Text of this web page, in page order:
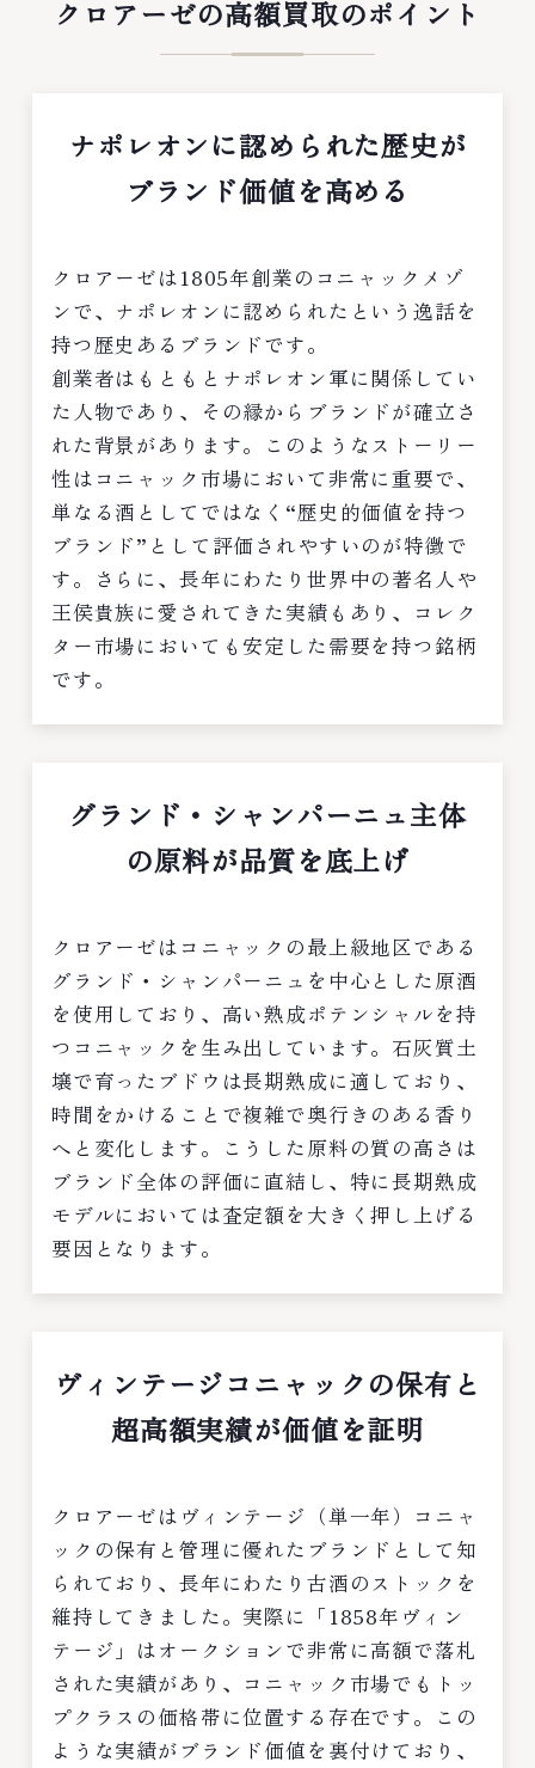
クロアーゼの高額買取のポイント
ナポレオンに認められた歴史が
ブランド価値を高める
クロアーゼは1805年創業のコニャックメゾ
ンで、ナポレオンに認められたという逸話を
持つ歴史あるブランドです。
創業者はもともとナポレオン軍に関係してい
た人物であり、その縁からブランドが確立さ
れた背景があります。このようなストーリー
性はコニャック市場において非常に重要で、
単なる酒としてではなく“歴史的価値を持つ
ブランド”として評価されやすいのが特徴で
す。さらに、長年にわたり世界中の著名人や
王侯貴族に愛されてきた実績もあり、コレク
ター市場においても安定した需要を持つ銘柄
です。
グランド・シャンパーニュ主体
の原料が品質を底上げ
クロアーゼはコニャックの最上級地区である
グランド・シャンパーニュを中心とした原酒
を使用しており、高い熟成ポテンシャルを持
つコニャックを生み出しています。石灰質土
壌で育ったブドウは長期熟成に適しており、
時間をかけることで複雑で奥行きのある香り
へと変化します。こうした原料の質の高さは
ブランド全体の評価に直結し、特に長期熟成
モデルにおいては査定額を大きく押し上げる
要因となります。
ヴィンテージコニャックの保有と
超高額実績が価値を証明
クロアーゼはヴィンテージ（単一年）コニャ
ックの保有と管理に優れたブランドとして知
られており、長年にわたり古酒のストックを
維持してきました。実際に「1858年ヴィン
テージ」はオークションで非常に高額で落札
された実績があり、コニャック市場でもトッ
プクラスの価格帯に位置する存在です。この
ような実績がブランド価値を裏付けており、